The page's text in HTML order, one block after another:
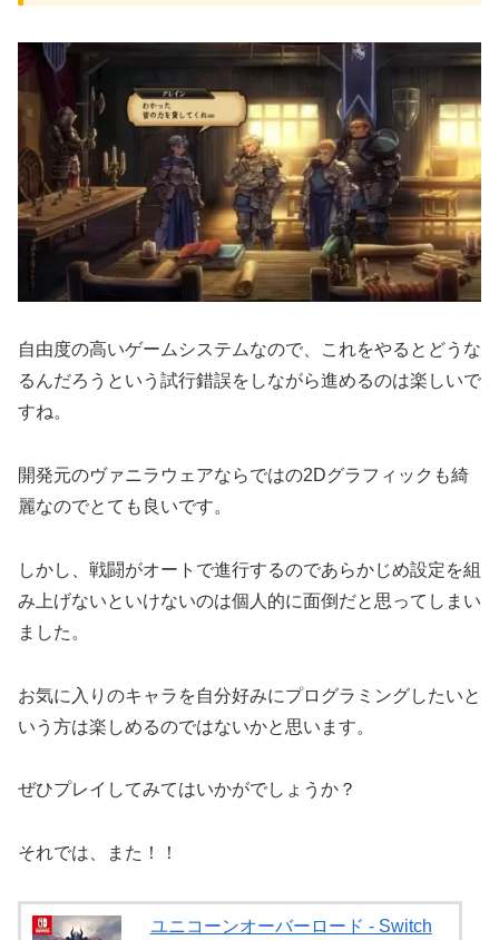
自由度の高いゲームシステムなので、これをやるとどうな
るんだろうという試行錯誤をしながら進めるのは楽しいで
すね。
開発元のヴァニラウェアならではの2Dグラフィックも綺
麗なのでとても良いです。
しかし、戦闘がオートで進行するのであらかじめ設定を組
み上げないといけないのは個人的に面倒だと思ってしまい
ました。
お気に入りのキャラを自分好みにプログラミングしたいと
いう方は楽しめるのではないかと思います。
ぜひプレイしてみてはいかがでしょうか？
それでは、また！！
ユニコーンオーバーロード - Switch